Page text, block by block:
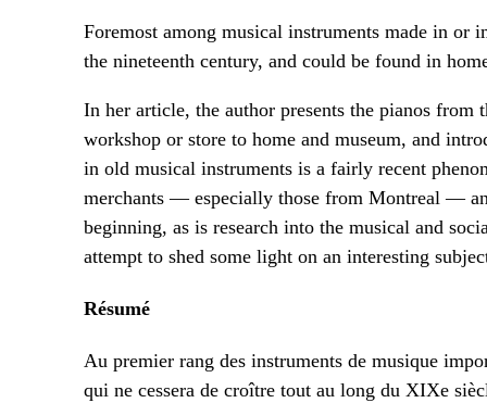
Foremost among musical instruments made in or
the nineteenth century, and could be found in
In her article, the author presents the pianos
workshop or store to home and museum, and
in old musical instruments is a fairly recent
merchants — especially those from Montreal —
beginning, as is research into the musical and
attempt to shed some light on an interesting
Résumé
Au premier rang des instruments de musique
qui ne cessera de croître tout au long du XIXe